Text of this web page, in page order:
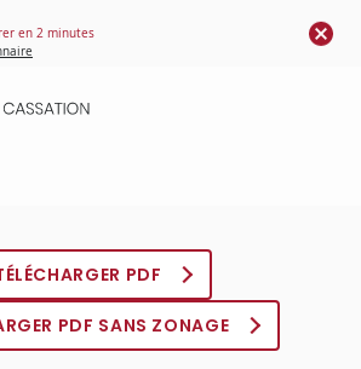
cookies
en 2 minutes
PDF
PDF SANS ZONAGE